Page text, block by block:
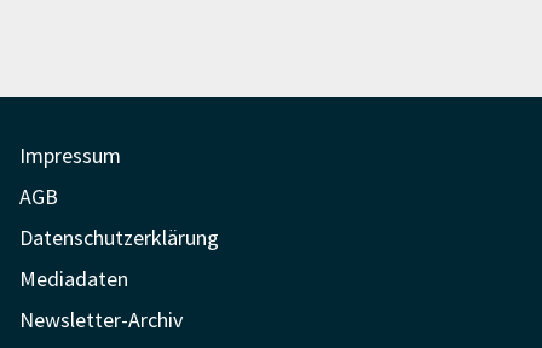
Impressum
AGB
Datenschutzerklärung
Mediadaten
Newsletter-Archiv